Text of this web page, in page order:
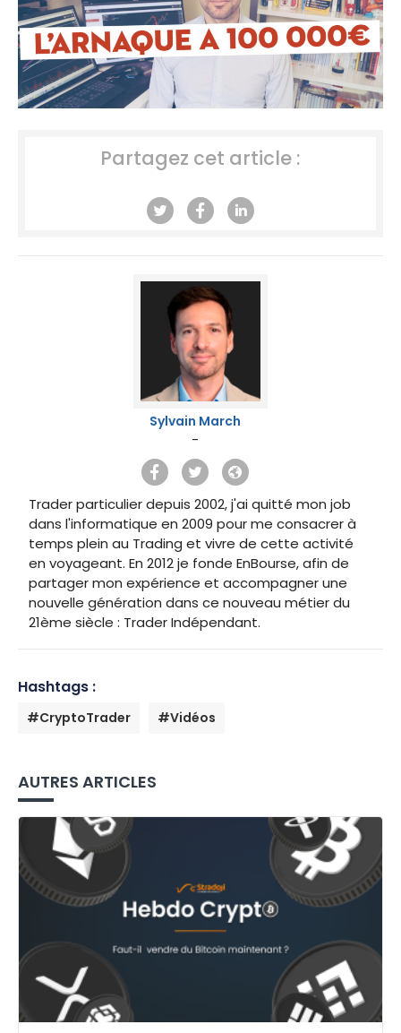
Partagez cet article :
Sylvain March
-
Trader particulier depuis 2002, j'ai quitté mon job
dans l'informatique en 2009 pour me consacrer à
temps plein au Trading et vivre de cette activité
en voyageant. En 2012 je fonde EnBourse, afin de
partager mon expérience et accompagner une
nouvelle génération dans ce nouveau métier du
21ème siècle : Trader Indépendant.
Hashtags :
#CryptoTrader #Vidéos
AUTRES ARTICLES